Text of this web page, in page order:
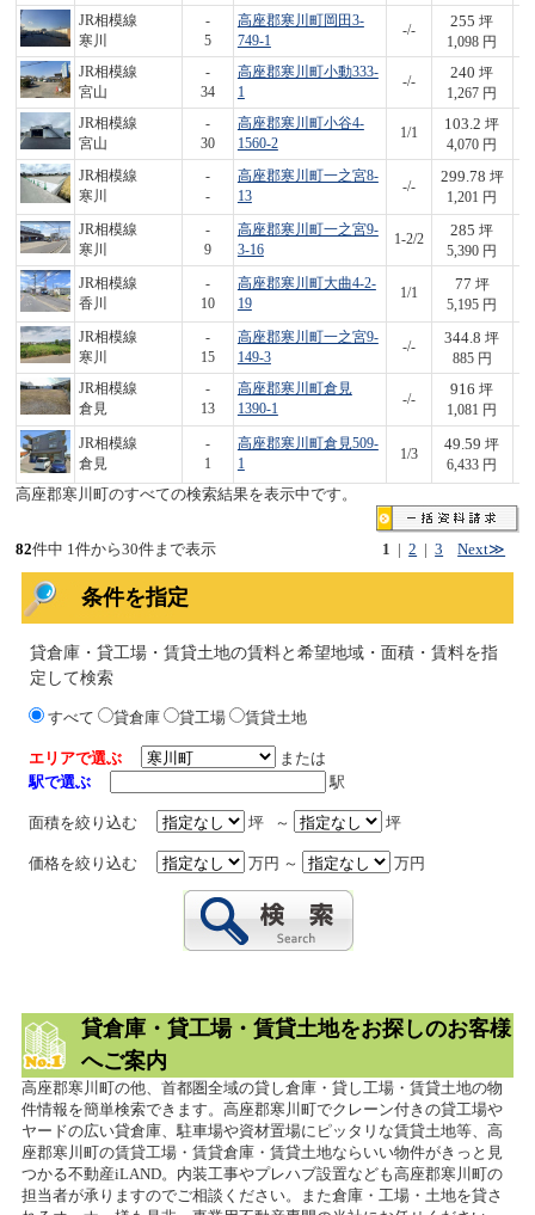
JR相模線
寒川
-
5
高座郡寒川町岡田3-
749-1
-/-
255 坪
1,098 円
JR相模線
宮山
-
34
高座郡寒川町小動333-
1
-/-
240 坪
1,267 円
JR相模線
宮山
-
30
高座郡寒川町小谷4-
1560-2
1/1
103.2 坪
4,070 円
JR相模線
寒川
-
-
高座郡寒川町一之宮8-
13
-/-
299.78 坪
1,201 円
JR相模線
寒川
-
9
高座郡寒川町一之宮9-
3-16
1-2/2
285 坪
5,390 円
JR相模線
香川
-
10
高座郡寒川町大曲4-2-
19
1/1
77 坪
5,195 円
JR相模線
寒川
-
15
高座郡寒川町一之宮9-
149-3
-/-
344.8 坪
885 円
JR相模線
倉見
-
13
高座郡寒川町倉見
1390-1
-/-
916 坪
1,081 円
JR相模線
倉見
-
1
高座郡寒川町倉見509-
1
1/3
49.59 坪
6,433 円
高座郡寒川町のすべての検索結果を表示中です。
1 |2 |3 Next≫
82件中 1件から30件まで表示
条件を指定
貸倉庫・貸工場・賃貸土地の賃料と希望地域・面積・賃料を指
定して検索
すべて 貸倉庫 貸工場 賃貸土地
エリアで選ぶ
または
駅で選ぶ
駅
面積を絞り込む 坪 ～ 坪
価格を絞り込む 万円 ～ 万円
貸倉庫・貸工場・賃貸土地をお探しのお客様
へご案内
高座郡寒川町の他、首都圏全域の貸し倉庫・貸し工場・賃貸土地の物
件情報を簡単検索できます。高座郡寒川町でクレーン付きの貸工場や
ヤードの広い貸倉庫、駐車場や資材置場にピッタリな賃貸土地等、高
座郡寒川町の賃貸工場・賃貸倉庫・賃貸土地ならいい物件がきっと見
つかる不動産iLAND。内装工事やプレハブ設置なども高座郡寒川町の
担当者が承りますのでご相談ください。また倉庫・工場・土地を貸さ